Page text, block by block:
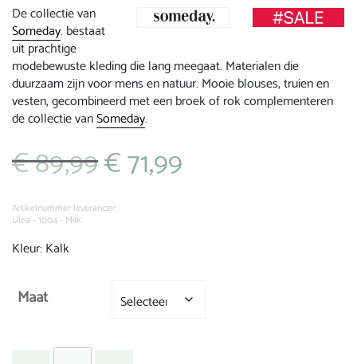
De collectie van
Someday. bestaat
uit prachtige
modebewuste kleding die lang meegaat. Materialen die
duurzaam zijn voor mens en natuur. Mooie blouses, truien en
vesten, gecombineerd met een broek of rok complementeren
de collectie vanSomeday.
€89,99 Oorspronkelijke
prijs
€ 89,99.
€71,99
Artikelnummer leverancier:
Ulea - 1004 - Milk
Kleur: Kalk
Maat